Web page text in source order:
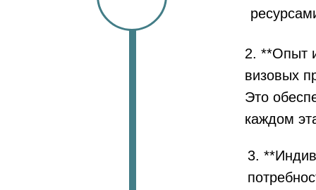
2. **Опыт
визовых
Это
каждом
3.